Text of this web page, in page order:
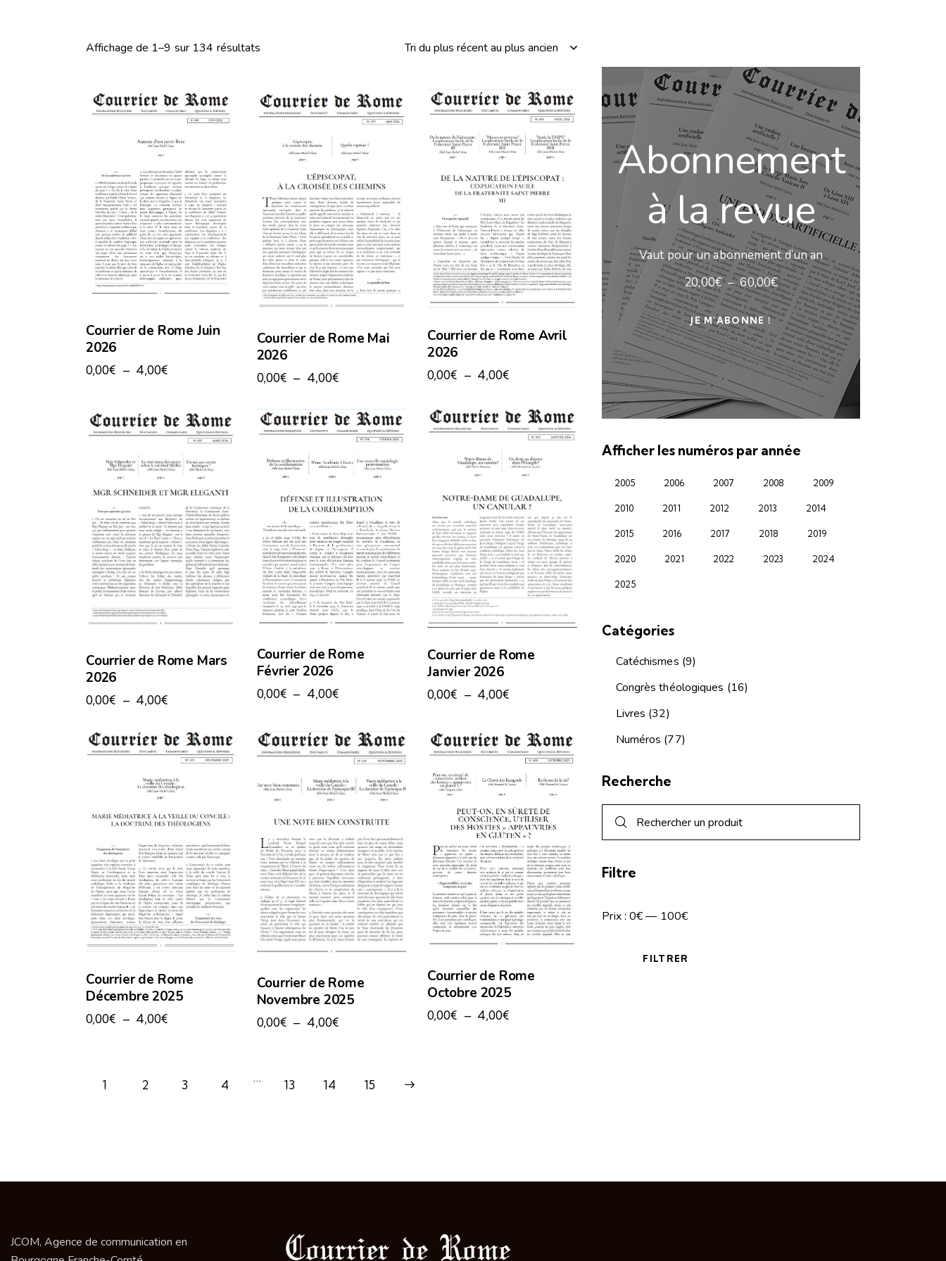
Affichage de 1–9 sur 134 résultats
Courrier de Rome Juin
2026
0,00€ – 4,00€
Courrier de Rome Mai
2026
0,00€ – 4,00€
Courrier de Rome Avril
2026
0,00€ – 4,00€
Courrier de Rome Mars
2026
0,00€ – 4,00€
Courrier de Rome
Février 2026
0,00€ – 4,00€
Courrier de Rome
Janvier 2026
0,00€ – 4,00€
Courrier de Rome
Décembre 2025
0,00€ – 4,00€
Courrier de Rome
Novembre 2025
0,00€ – 4,00€
Courrier de Rome
Octobre 2025
0,00€ – 4,00€
1 2 3 4 … 13 14 15
→
Abonnement
à la revue
Vaut pour un abonnement d’un an
20,00€–60,00€
JE M'ABONNE !
Afficher les numéros par année
2005 2006 2007 2008 2009
2010 2011 2012 2013 2014
2015 2016 2017 2018 2019
2020 2021 2022 2023 2024
2025
Catégories
Catéchismes (9)
Congrès théologiques (16)
Livres (32)
Numéros (77)
Recherche
SEARCH
Filtre
FILTRER
Prix :0€— 100€
JCOM, Agence de communication en